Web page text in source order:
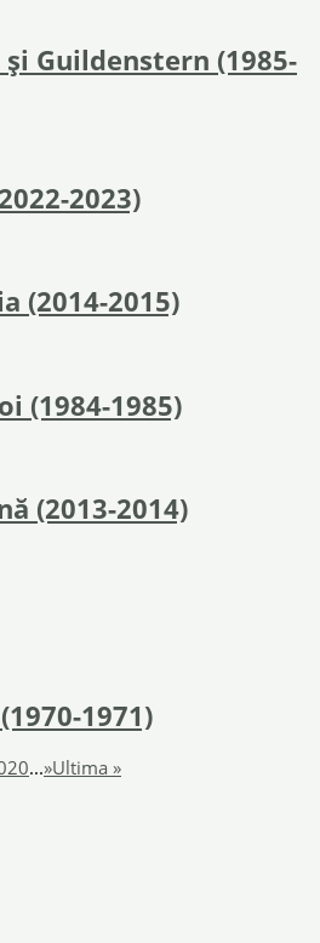
Guildenstern (1985-
2023)
(2014-2015)
(1984-1985)
(2013-2014)
1971)
20...»Ultima »